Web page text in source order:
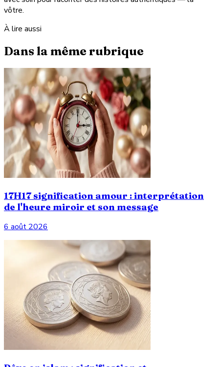
vôtre.
À lire aussi
Dans la même rubrique
17H17 signification amour : interprétation
de l'heure miroir et son message
6 août 2026